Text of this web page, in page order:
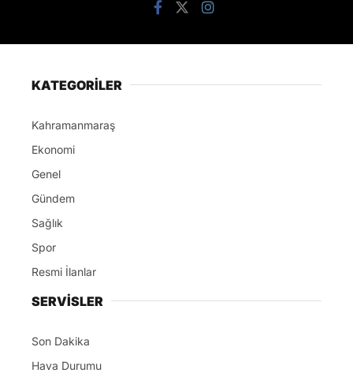
KATEGORİLER
Kahramanmaraş
Ekonomi
Genel
Gündem
Sağlık
Spor
Resmi İlanlar
SERVİSLER
Son Dakika
Hava Durumu